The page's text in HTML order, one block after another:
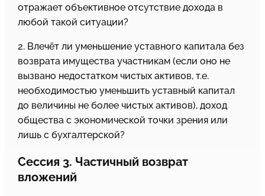
отражает объективное отсутствие дохода в
любой такой ситуации?
2. Влечёт ли уменьшение уставного капитала без
возврата имущества участникам (если оно не
вызвано недостатком чистых активов, т.е.
необходимостью уменьшить уставный капитал
до величины не более чистых активов), доход
общества с экономической точки зрения или
лишь с бухгалтерской?
Сессия 3. Частичный возврат
вложений